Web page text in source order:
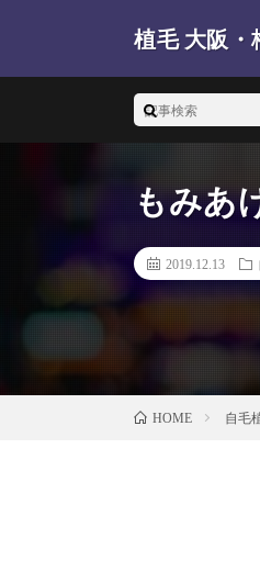
植毛 大阪・
もみあ
2019.12.13
HOME 自毛